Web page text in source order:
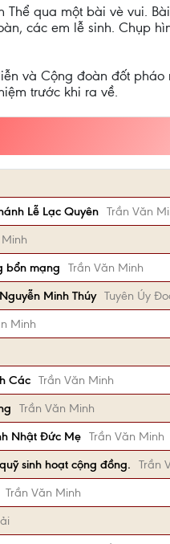
qua một bài vè vui.
các em lễ sinh. Chụp
và Cộng đoàn đốt
trước khi ra về.
Lễ Lạc Quyên Trần Văn
bổn mạng
Trần Văn Minh
Minh Thúy Tuyên Úy
Minh
Các Trần Văn Minh
Trần Văn Minh
Nhật Đức Mẹ Trần Văn Minh
sinh hoạt cộng đồng.
Trần
Trần Văn Minh